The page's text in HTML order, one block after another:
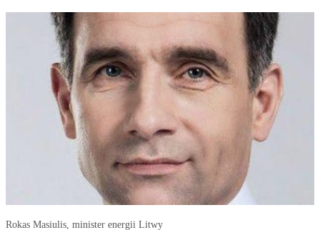
Rokas Masiulis, minister energii Litwy